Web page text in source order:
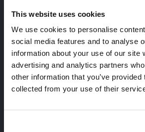
This website uses cookies
We use cookies to personalise
social media features and to analyse
information about your use of our site
advertising and analytics partners
other information that you’ve provided
collected from your use of their
info@tech-arrow.com